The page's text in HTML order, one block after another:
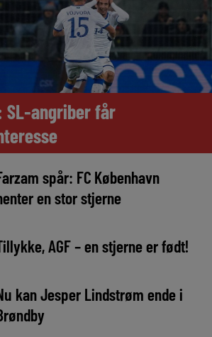
SL-angriber får
spår: FC København
en stor stjerne
AGF – en stjerne er født!
kan Jesper Lindstrøm ende i